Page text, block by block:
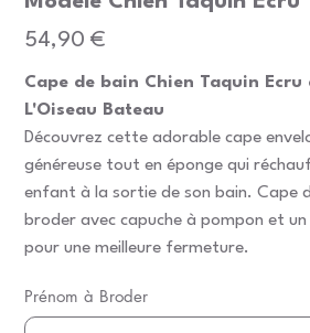
Prix
54,90 €
Cape de bain Chien Taquin Ecru
L'Oiseau Bateau
Découvrez cette adorable cape
généreuse tout en éponge qui
enfant à la sortie de son bain. Cape
broder avec capuche à pompon et
pour une meilleure fermeture.
Prénom à Broder
20